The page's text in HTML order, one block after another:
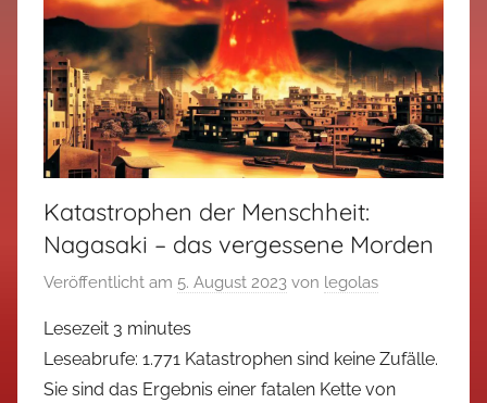
Katastrophen der Menschheit:
Nagasaki – das vergessene Morden
Veröffentlicht am 5. August 2023 von legolas
Lesezeit 3 minutes
Leseabrufe: 1.771 Katastrophen sind keine Zufälle.
Sie sind das Ergebnis einer fatalen Kette von